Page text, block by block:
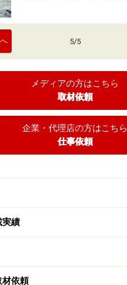
5/5
メディアの方はこちら
取材依頼
企業・代理店の方はこちら
仕事依頼
実績
材依頼